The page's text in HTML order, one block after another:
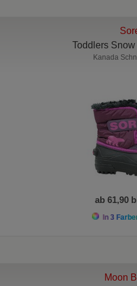
Toddlers
Kanada
ab 61,90
In 3
Moon